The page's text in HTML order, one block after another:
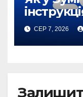
СЕР 7, 2026